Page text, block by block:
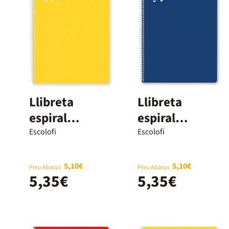
Llibreta
espiral
Escolofi A4 40
groc
Escolofi
Preu Abacus 5,10€
5,35€
Llibreta
espiral
Escolofi A4 40
marge blau
Escolofi
Preu Abacus 5,10€
5,35€